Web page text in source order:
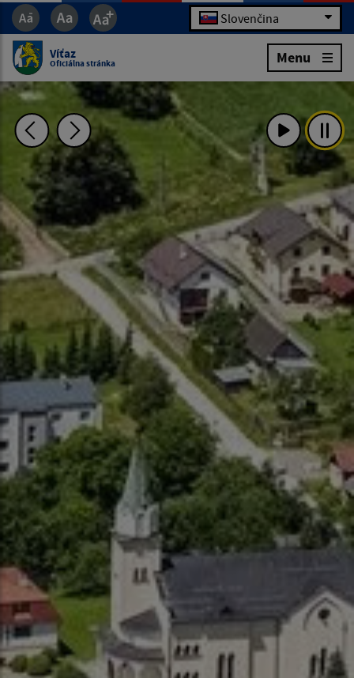
Slovenčina
Víťaz
Oficiálna stránka Menu